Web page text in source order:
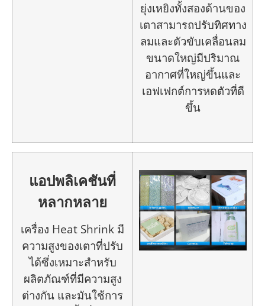
ยุ่งเหยิงทั้งสองด้านของ
เตาสามารถปรับทิศทาง
ลมและตัวขับเคลื่อนลม
ขนาดใหญ่มีปริมาณ
อากาศที่ใหญ่ขึ้นและ
เอฟเฟกต์การหดตัวที่ดี
ขึ้น
แอปพลิเคชันที่
หลากหลาย
เครื่อง Heat Shrink มี
ความสูงของเตาที่ปรับ
ได้ซึ่งเหมาะสำหรับ
ผลิตภัณฑ์ที่มีความสูง
ต่างกัน และมันใช้การ